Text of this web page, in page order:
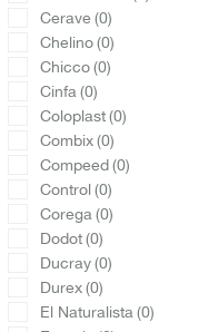
Cerave(0)
Chelino(0)
Chicco(0)
Cinfa(0)
Coloplast(0)
Combix(0)
Compeed(0)
Control(0)
Corega(0)
Dodot(0)
Ducray(0)
Durex(0)
El Naturalista(0)